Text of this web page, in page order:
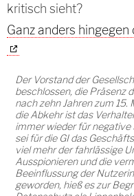
kritisch sieht?
Ganz anders
Der Vorstand der
beschlossen, die Präsenz
nach zehn Jahren zum 15.
die Abkehr ist das
immer wieder für negative
sei für die GI das
viel mehr der fahrlässige
Ausspionieren und die
Beeinflussung der
geworden, hieß es zur